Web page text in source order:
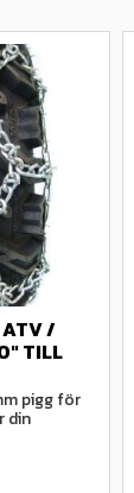
ATV /
TILL
pigg för
din